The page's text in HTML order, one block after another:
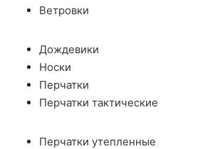
Ветровки
Дождевики
Носки
Перчатки
Перчатки тактические
Перчатки утепленные